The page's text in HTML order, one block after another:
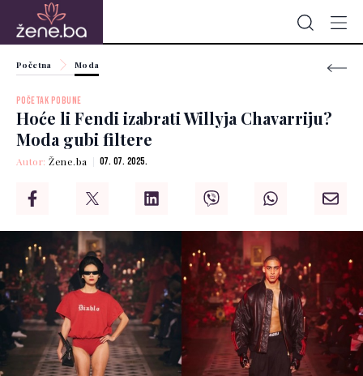
Početna Moda
POČETAK POBUNE
Hoće li Fendi izabrati Willyja Chavarriju?
Moda gubi filtere
Autor:Žene.ba 07. 07. 2025.